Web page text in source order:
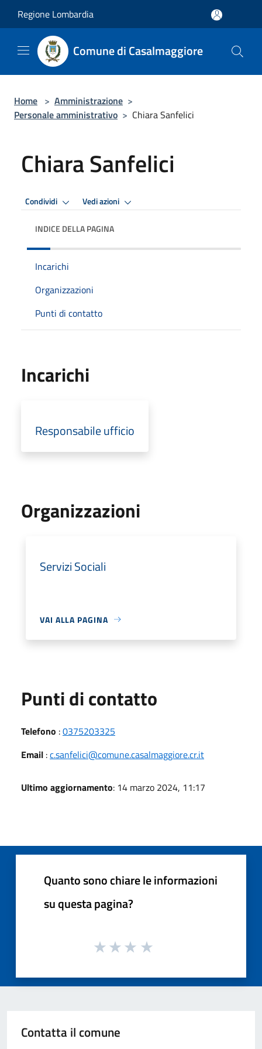
Regione Lombardia
Comune di Casalmaggiore
Home > Amministrazione >
Personale amministrativo > Chiara Sanfelici
Chiara Sanfelici
Condividi Vedi azioni
INDICE DELLA PAGINA
Incarichi
Organizzazioni
Punti di contatto
Incarichi
Responsabile ufficio
Organizzazioni
Servizi Sociali
VAI ALLA PAGINA
Punti di contatto
Telefono :0375203325
Email :c.sanfelici@comune.casalmaggiore.cr.it
Ultimo aggiornamento: 14 marzo 2024, 11:17
Quanto sono chiare le informazioni
su questa pagina?
Contatta il comune